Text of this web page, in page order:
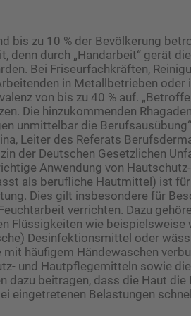
bis zu 10 % der Bevölkerung
denn durch „Handarbeit“ gerät
Bei Friseurfachkräften,
in Metallbetrieben oder
von bis zu 40 % auf.
Die hinzukommenden
unmittelbar die
Leiter des Referats
der Deutschen Gesetzlichen
Anwendung von
als berufliche Hautmittel) ist
Dies gilt insbesondere für
verrichten. Dazu
Flüssigkeiten wie beispielsweise
Desinfektionsmittel oder
häufigem Händewaschen
und Hautpflegemitteln sowie
dazu beitragen, dass die Haut die
eingetretenen Belastungen